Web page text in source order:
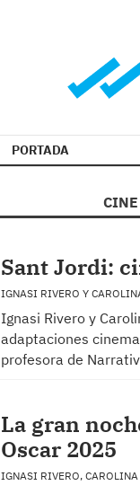
PORTADA
CINE
Sant Jordi:
IGNASI RIVERO Y
Ignasi Rivero y
adaptaciones
profesora de
La gran
Oscar 2025
IGNASI RIVERO,